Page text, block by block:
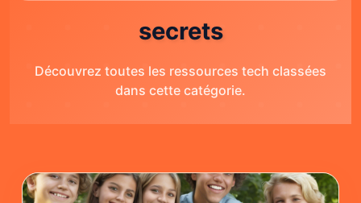
secrets
Découvrez toutes les ressources tech classées
dans cette catégorie.